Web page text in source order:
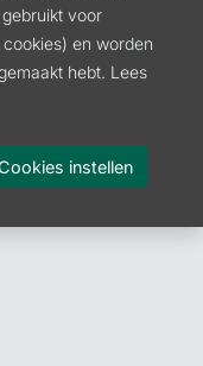
voor
en worden
hebt. Lees
instellen